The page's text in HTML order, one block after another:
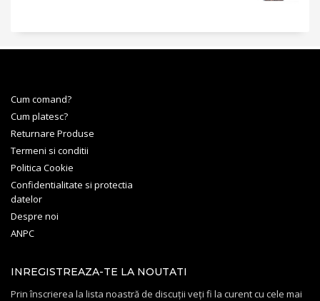
Cum comand?
Cum platesc?
Returnare Produse
Termeni si conditii
Politica Cookie
Confidentialitate si protectia
datelor
Despre noi
ANPC
INREGISTREAZA-TE LA NOUTATI
Prin înscrierea la lista noastră de discuții veți fi la curent cu cele mai